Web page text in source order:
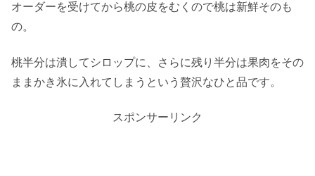
オーダーを受けてから桃の皮をむくので桃は新鮮そのも
の。
桃半分は潰してシロップに、さらに残り半分は果肉をその
ままかき氷に入れてしまうという贅沢なひと品です。
スポンサーリンク